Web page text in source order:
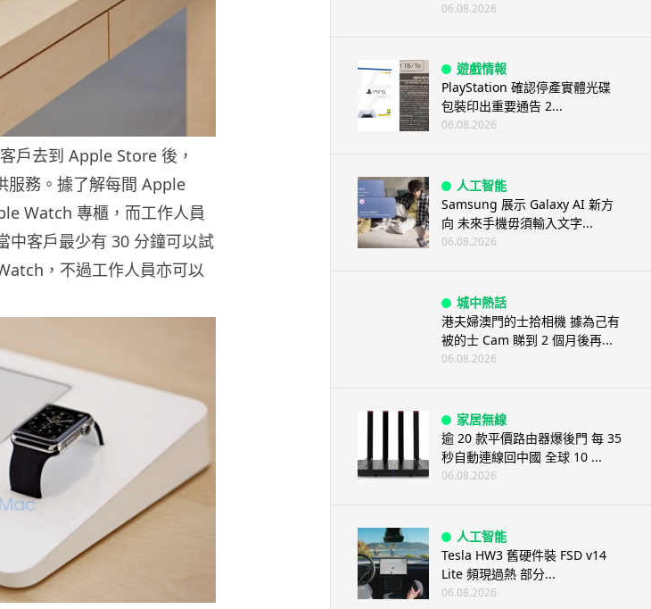
戶去到 Apple Store 後，
服務。據了解每間 Apple
Watch 專櫃，而工作人員
中客戶最少有 30 分鐘可以試
，不過工作人員亦可以
06.08.2026
遊戲情報
PlayStation 確認停產實體光碟
包裝印出重要通告 2...
06.08.2026
人工智能
Samsung 展示 Galaxy AI 新方
向 未來手機毋須輸入文字...
06.08.2026
城中熱話
港夫婦澳門的士拾相機 據為己有
被的士 Cam 睇到 2 個月後再...
06.08.2026
家居無線
逾 20 款平價路由器爆後門 每 35
秒自動連線回中國 全球 10 ...
06.08.2026
人工智能
Tesla HW3 舊硬件裝 FSD v14
Lite 頻現過熱 部分...
06.08.2026